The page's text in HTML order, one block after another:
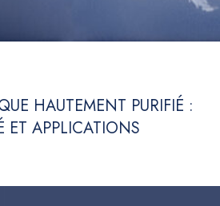
HAUTEMENT PURIFIÉ :
ET APPLICATIONS